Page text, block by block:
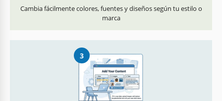
Cambia fácilmente colores, fuentes y diseños según tu estilo o
marca
3